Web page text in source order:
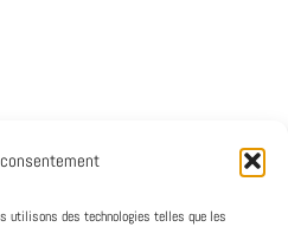
consentement
utilisons des technologies telles que les